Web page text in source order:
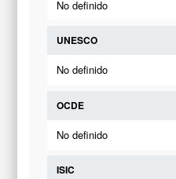
No definido
UNESCO
No definido
OCDE
No definido
ISIC